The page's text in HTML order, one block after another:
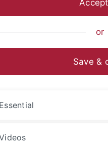
sources or
Save &
Essential